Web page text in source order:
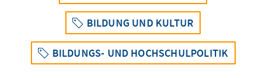
BILDUNG UND KULTUR
BILDUNGS- UND HOCHSCHULPOLITIK